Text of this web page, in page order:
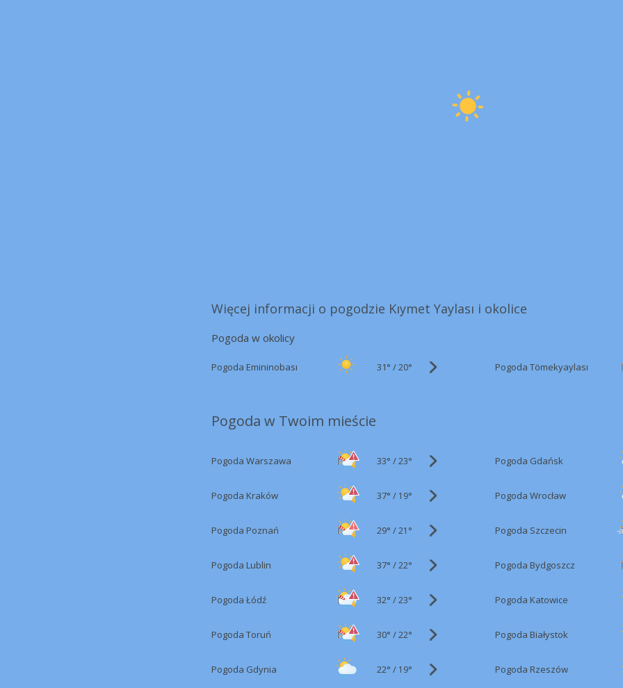
Więcej informacji o pogodzie Kıymet Yaylası i okolice
Pogoda w okolicy
Pogoda Emininobası 31° /20° Pogoda Tömekyaylası
Pogoda w Twoim mieście
Pogoda Warszawa 33° /23° Pogoda Gdańsk
Pogoda Kraków 37° / 19° Pogoda Wrocław
Pogoda Poznań 29° /21° Pogoda Szczecin
Pogoda Lublin 37° /22° Pogoda Bydgoszcz
Pogoda Łódź 32° /23° Pogoda Katowice
Pogoda Toruń 30° /22° Pogoda Białystok
Pogoda Gdynia 22° / 19° Pogoda Rzeszów